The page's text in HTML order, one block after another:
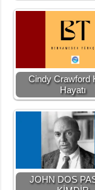
Cindy Crawford
Hayatı
JOHN DOS